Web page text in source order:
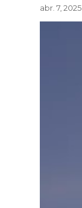
abr. 7, 2025